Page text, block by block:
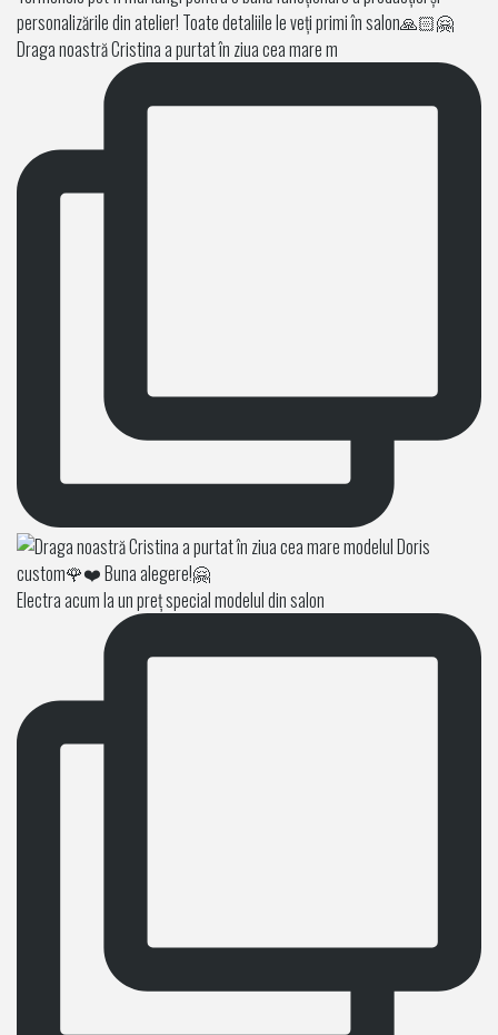
Draga noastră Cristina a purtat în ziua cea mare m
Electra acum la un preț special modelul din salon